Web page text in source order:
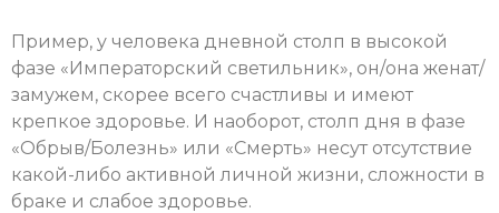
Пример, у человека дневной столп в высокой
фазе «Императорский светильник», он/она женат/
замужем, скорее всего счастливы и имеют
крепкое здоровье. И наоборот, столп дня в фазе
«Обрыв/Болезнь» или «Смерть» несут отсутствие
какой-либо активной личной жизни, сложности в
браке и слабое здоровье.